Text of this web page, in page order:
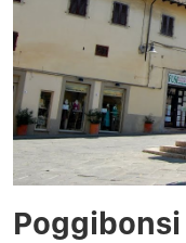
Poggibonsi